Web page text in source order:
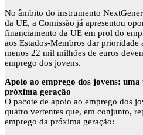
No âmbito do instrumento
da UE, a Comissão já apresentou
financiamento da UE em prol do
aos Estados-Membros dar prioridade
menos 22 mil milhões de euros
emprego dos jovens.
Apoio ao emprego dos jovens:
próxima geração
O pacote de apoio ao emprego dos
quatro vertentes que, em conjunto,
emprego da próxima geração: